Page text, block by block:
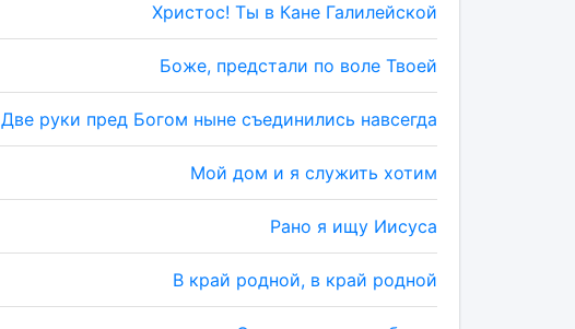
Христос! Ты в Кане Галилейской
Боже, предстали по воле Твоей
Две руки пред Богом ныне съединились навсегда
Мой дом и я служить хотим
Рано я ищу Иисуса
В край родной, в край родной